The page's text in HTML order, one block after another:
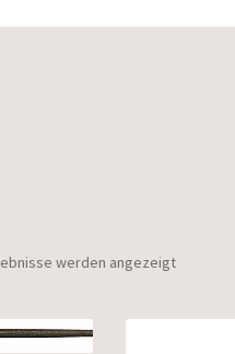
werden angezeigt